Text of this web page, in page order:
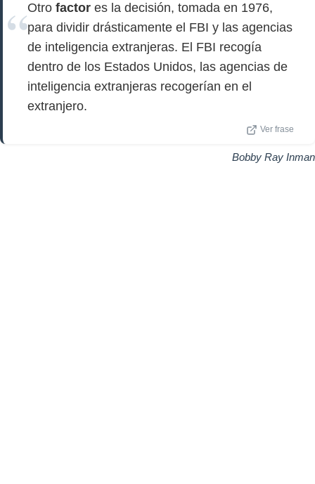
Otro factor es la decisión, tomada en 1976,
para dividir drásticamente el FBI y las agencias
de inteligencia extranjeras. El FBI recogía
dentro de los Estados Unidos, las agencias de
inteligencia extranjeras recogerían en el
extranjero.
Ver frase
Bobby Ray Inman